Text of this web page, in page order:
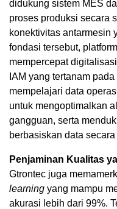
didukung sistem MES
proses produksi secara
konektivitas antarmesin
fondasi tersebut,
mempercepat
IAM yang tertanam
mempelajari data
untuk mengoptimalkan
gangguan, serta
berbasiskan data
Penjaminan Kualitas
Gtrontec juga
learning yang mampu
akurasi lebih dari 99%.